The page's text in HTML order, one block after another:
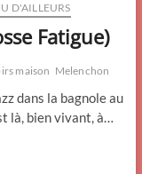
D'AILLEURS
Fatigue)
maison Melenchon
dans la bagnole au
là, bien vivant, à…